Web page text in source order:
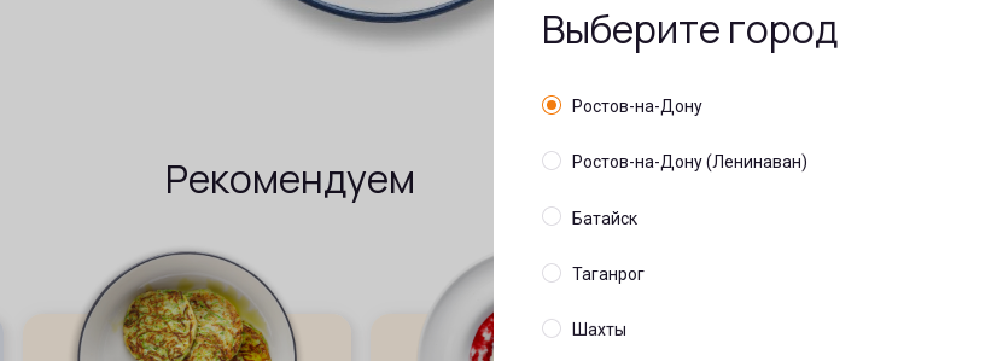
Рекомендуем
Выберите город
Ростов-на-Дону
Ростов-на-Дону (Ленинаван)
Батайск
Таганрог
Шахты